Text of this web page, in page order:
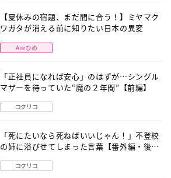
【夏休みの宿題、まだ間に合う！】ミヤマク
ワガタが消える前に知りたい日本の異変
Aneひめ
「正社員になれば安心」のはずが…シングル
マザーを待っていた“魔の２年間”【前編】
コクリコ
「死にたいなら死ねばいいじゃん！」不登校
の姉に浴びせてしまった言葉【番外編・後
コクリコ